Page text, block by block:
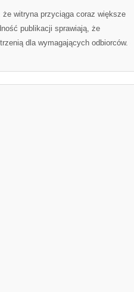
że witryna przyciąga coraz większe
publikacji sprawiają, że
dla wymagających odbiorców.